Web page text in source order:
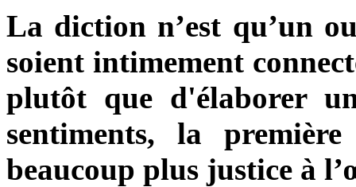
La diction n’est qu’un
soient intimement
plutôt que d'élaborer
sentiments, la
beaucoup plus justice à